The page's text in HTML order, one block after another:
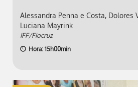
Alessandra Penna e Costa, Dolores
Luciana Mayrink
IFF/Fiocruz
Hora: 15h00min